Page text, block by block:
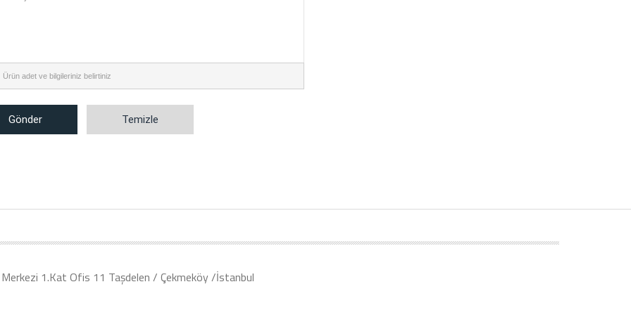
Ürün adet ve bilgileriniz belirtiniz
Gönder Temizle
1.Kat Ofis 11 Taşdelen / Çekmeköy /İstanbul